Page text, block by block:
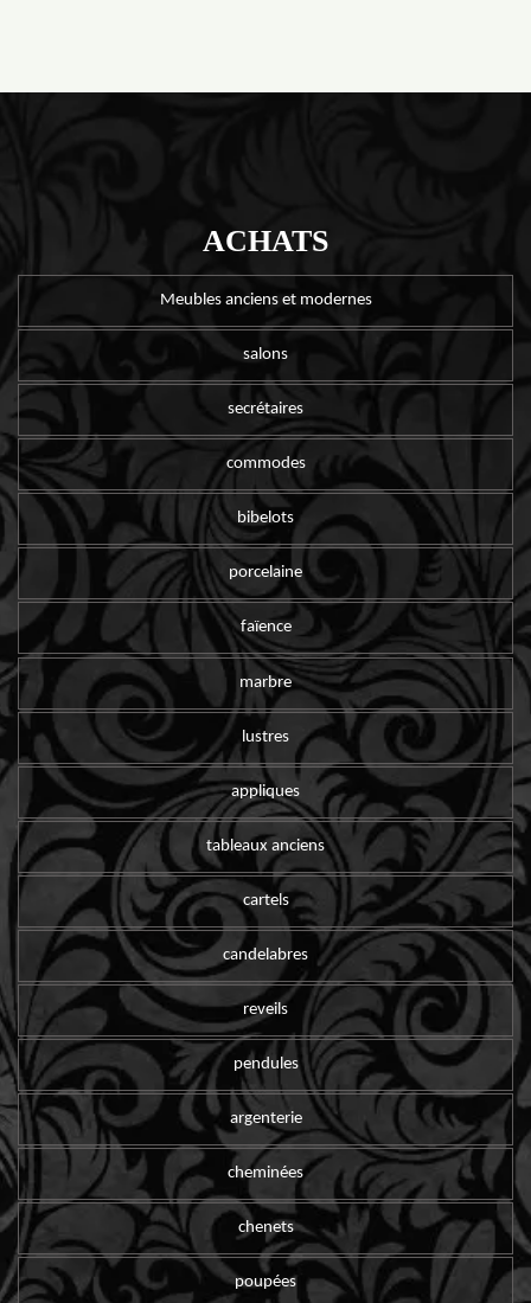
ACHATS
Meubles anciens et modernes
salons
secrétaires
commodes
bibelots
porcelaine
faïence
marbre
lustres
appliques
tableaux anciens
cartels
candelabres
reveils
pendules
argenterie
cheminées
chenets
poupées